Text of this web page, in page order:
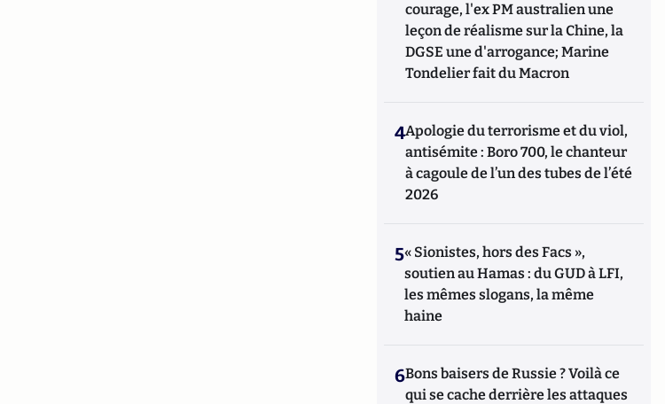
courage, l'ex PM australien une
leçon de réalisme sur la Chine, la
DGSE une d'arrogance; Marine
Tondelier fait du Macron
4Apologie du terrorisme et du viol,
antisémite : Boro 700, le chanteur
à cagoule de l’un des tubes de l’été
2026
5« Sionistes, hors des Facs »,
soutien au Hamas : du GUD à LFI,
les mêmes slogans, la même
haine
6Bons baisers de Russie ? Voilà ce
qui se cache derrière les attaques